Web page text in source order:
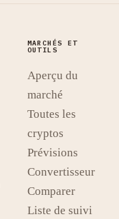
MARCHÉS ET
OUTILS
Aperçu du
marché
Toutes les
cryptos
Prévisions
Convertisseur
Comparer
Liste de suivi